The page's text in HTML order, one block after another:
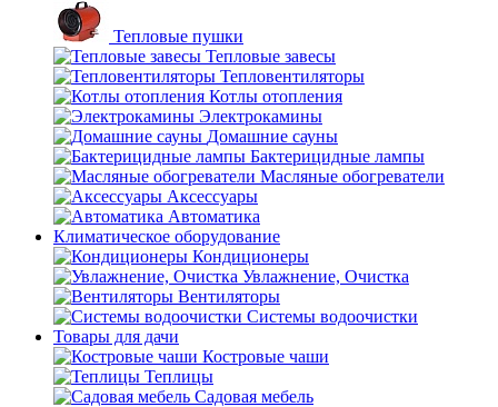
Тепловые пушки
Тепловые завесы
Тепловентиляторы
Котлы отопления
Электрокамины
Домашние сауны
Бактерицидные лампы
Масляные обогреватели
Аксессуары
Автоматика
Климатическое оборудование
Кондиционеры
Увлажнение, Очистка
Вентиляторы
Системы водоочистки
Товары для дачи
Костровые чаши
Теплицы
Садовая мебель